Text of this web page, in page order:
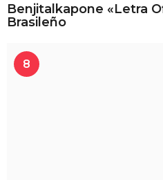
Benjitalkapone «Letra
Brasileño
8